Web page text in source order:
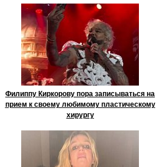
Филиппу Киркорову пора записываться на
прием к своему любимому пластическому
хирургу